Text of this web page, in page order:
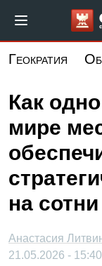
основному
Геократия
Как
мире
на
Анастасия
21.05.2026 -